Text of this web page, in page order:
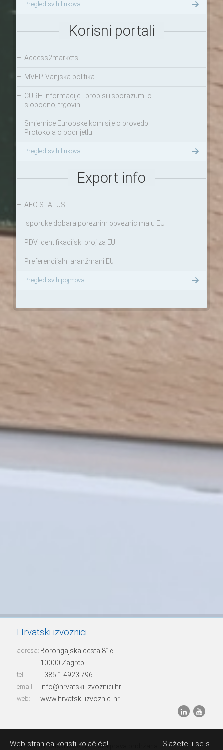
Pregled svih linkova
Korisni portali
– Access2markets
– MVEP-Vanjska politika
– CURH informacije - propisi i sporazumi o
slobodnoj trgovini
– Smjernice Europske komisije o provedbi
Protokola o podrijetlu
Pregled svih linkova
Export info
– AEO STATUS
– Isporuke dobara poreznim obveznicima u EU
– PDV identifikacijski broj za EU
– Preferencijalni aranžmani EU
Pregled svih pojmova
Hrvatski izvoznici
adresa: Borongajska cesta 81c
10000 Zagreb
tel: +385 1 4923 796
email: info@hrvatski-izvoznici.hr
web: www.hrvatski-izvoznici.hr
© 2013. Hrvatski izvoznici – sva prava pridržana
Web stranica koristi kolačiće!
Slažete li se s